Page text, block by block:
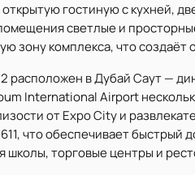
гостиную с кухней,
светлые и
зону комплекса, что
расположен в Дубай Саут —
International Airport
от Expo City и
что обеспечивает
школы, торговые центры и